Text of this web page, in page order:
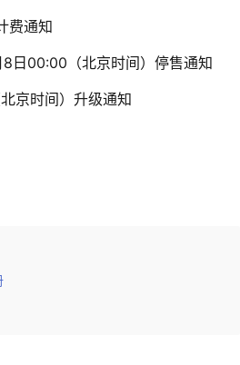
费通知
日00:00（北京时间）停售通知
京时间）升级通知